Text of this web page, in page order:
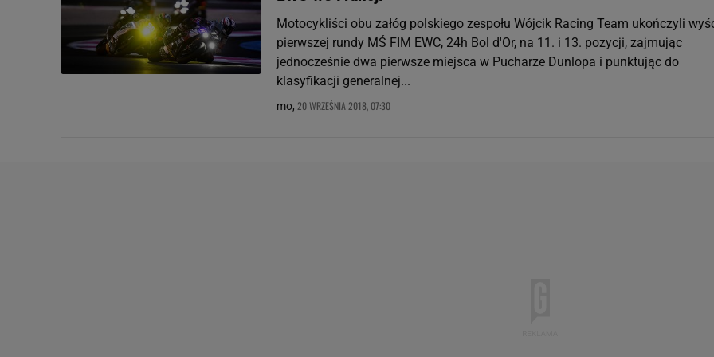
Motocykliści obu załóg polskiego zespołu Wójcik Racing Team ukończyli
pierwszej rundy MŚ FIM EWC, 24h Bol d'Or, na 11. i 13. pozycji, zajmując
jednocześnie dwa pierwsze miejsca w Pucharze Dunlopa i punktując do
klasyfikacji generalnej...
mo, 20 WRZEŚNIA 2018, 07:30